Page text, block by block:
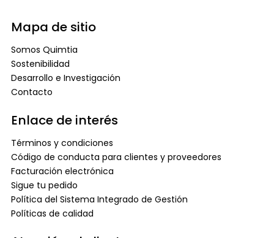
Mapa de sitio
Somos Quimtia
Sostenibilidad
Desarrollo e Investigación
Contacto
Enlace de interés
Términos y condiciones
Código de conducta para clientes y proveedores
Facturación electrónica
Sigue tu pedido
Política del Sistema Integrado de Gestión
Políticas de calidad